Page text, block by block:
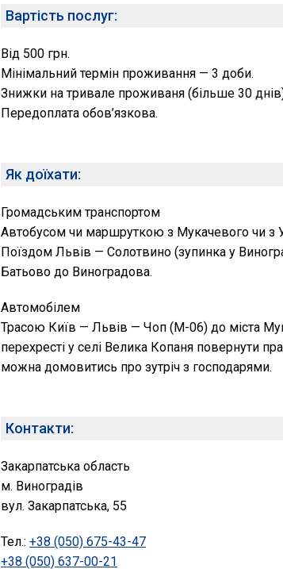
Вартість послуг:
Від 500 грн.
Мінімальний термін проживання — 3 доби.
Знижки на тривале проживаня (більше 30
Передоплата обов’язкова.
Як доїхати:
Громадським транспортом
Автобусом чи маршруткою з Мукачевого чи з
Поїздом Львів — Солотвино (зупинка у
Батьово до Виноградова.
Автомобілем
Трасою Київ — Львів — Чоп (M-06) до міста
перехресті у селі Велика Копаня повернути
можна домовитись про зутріч з господарями.
Контакти:
Закарпатська область
м. Виноградів
вул. Закарпатська, 55
Тел.: +38 (050) 675-43-47
+38 (050) 637-00-21